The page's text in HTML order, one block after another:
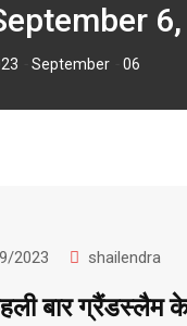
September 06
2023 shailendra
बार ग्रैंडस्लैम के